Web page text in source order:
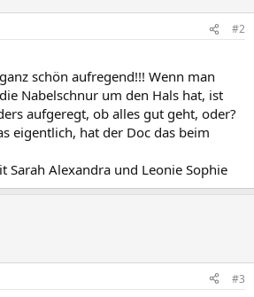
#2
schön aufregend!!! Wenn man
Nabelschnur um den Hals hat, ist
aufgeregt, ob alles gut geht, oder?
eigentlich, hat der Doc das beim
Sarah Alexandra und Leonie Sophie
#3